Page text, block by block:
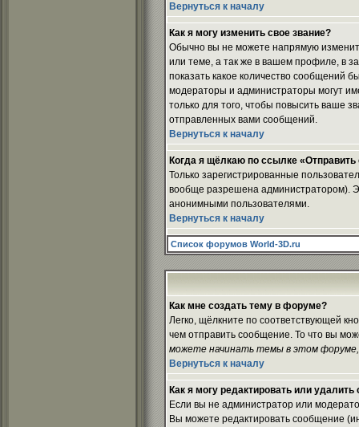
Вернуться к началу
Как я могу изменить свое звание?
Обычно вы не можете напрямую
или теме, а так же в вашем профиле, в
показать какое количество сообщений
модераторы и администраторы могут
только для того, чтобы повысить ваше
отправленных вами сообщений.
Вернуться к началу
Когда я щёлкаю по ссылке
Только зарегистрированные
вообще разрешена администратором).
анонимными пользователями.
Вернуться к началу
Список форумов World-3D.ru
Как мне создать тему в форуме?
Легко, щёлкните по соответствующей
чем отправить сообщение. То что вы
можете начинать темы в этом
Вернуться к началу
Как я могу редактировать или
Если вы не администратор или
Вы можете редактировать сообщение